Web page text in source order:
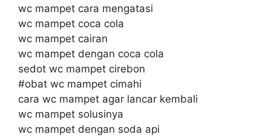
wc mampet cara mengatasi
wc mampet coca cola
wc mampet cairan
wc mampet dengan coca cola
sedot wc mampet cirebon
#obat wc mampet cimahi
cara wc mampet agar lancar kembali
wc mampet solusinya
wc mampet dengan soda api